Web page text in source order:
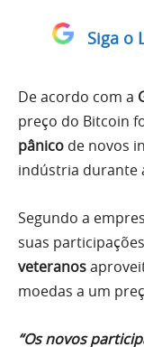
Siga o
De acordo com a
preço do Bitcoin
pânico de novos
indústria durante
Segundo a
suas
veteranos
moedas a um
“Os novos